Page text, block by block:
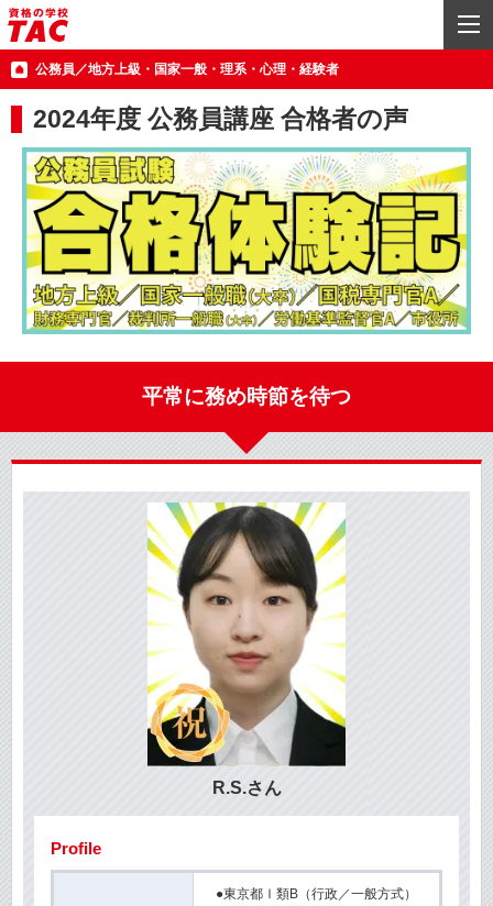
公務員／地方上級・国家一般・理系・心理・経験者
2024年度 公務員講座 合格者の声
平常に務め時節を待つ
R.S.さん
Profile
●東京都Ⅰ類B（行政／一般方式）